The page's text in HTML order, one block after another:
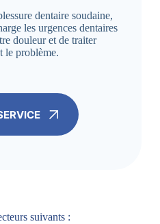
dentaire soudaine,
les urgences dentaires
douleur et de traiter
le problème.
suivants :